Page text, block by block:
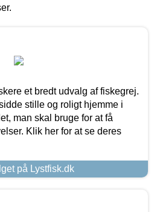
et bredt udvalg af fiskegrej.
stille og roligt hjemme i
man skal bruge for at få
Klik her for at se deres
på Lystfisk.dk